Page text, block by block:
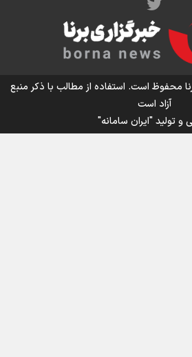
بر ارزش افزوده چقدر است؟
محفوظ است. استفاده از مطالب با ذکر منبع
آزاد است
و تولید"ایران سامانه"